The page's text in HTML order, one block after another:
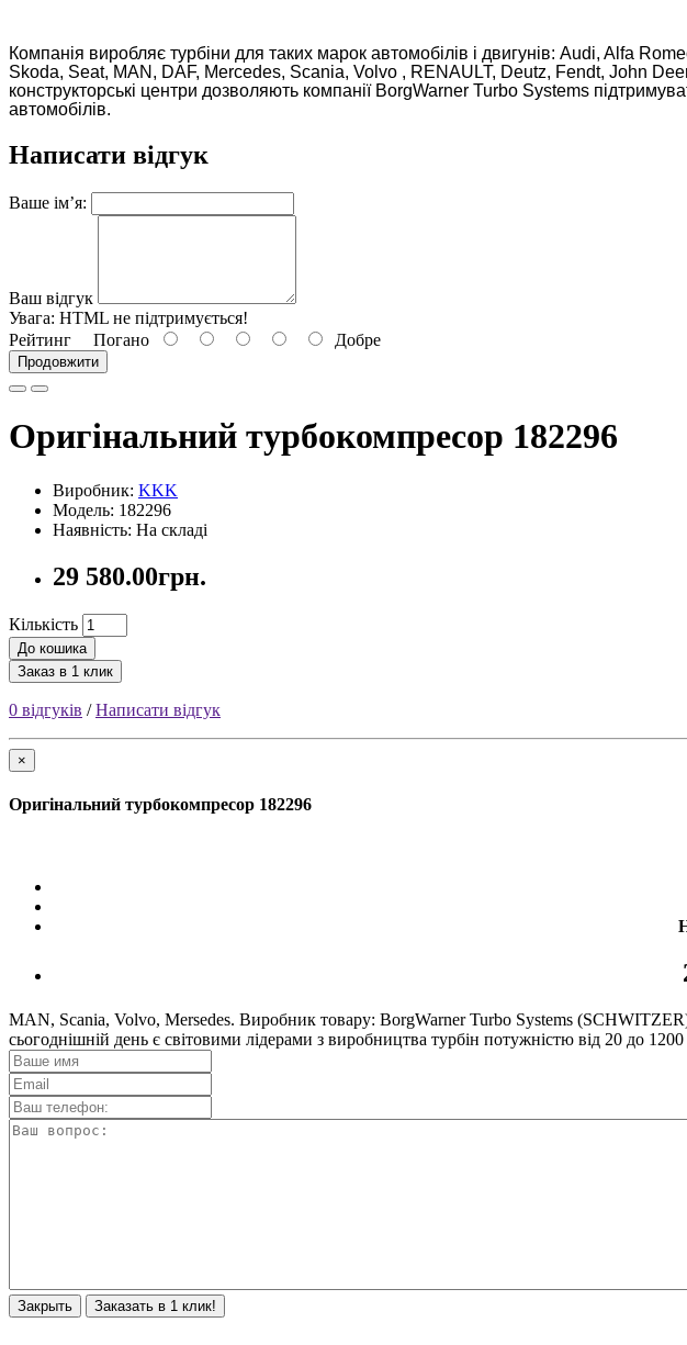
Компанія виробляє турбіни для таких марок автомобілів і двигунів: Audi, Alfa
Skoda, Seat, MAN, DAF, Mercedes, Scania, Volvo , RENAULT, Deutz, Fendt, John
конструкторські центри дозволяють компанії BorgWarner Turbo Systems
автомобілів.
Написати відгук
Ваше ім’я:
Ваш відгук
Увага: HTML не підтримується!
Рейтинг Погано Добре
Продовжити
Оригінальний турбокомпресор 182296
Виробник: KKK
Модель: 182296
Наявність: На складі
29 580.00грн.
Кількість
До кошика
Заказ в 1 клик
0 відгуків /Написати відгук
×
Оригінальний турбокомпресор 182296
MAN, Scania, Volvo, Mersedes. Виробник товару: BorgWarner Turbo Systems
сьогоднішній день є світовими лідерами з виробництва турбін потужністю від 20 до
Закрыть Заказать в 1 клик!